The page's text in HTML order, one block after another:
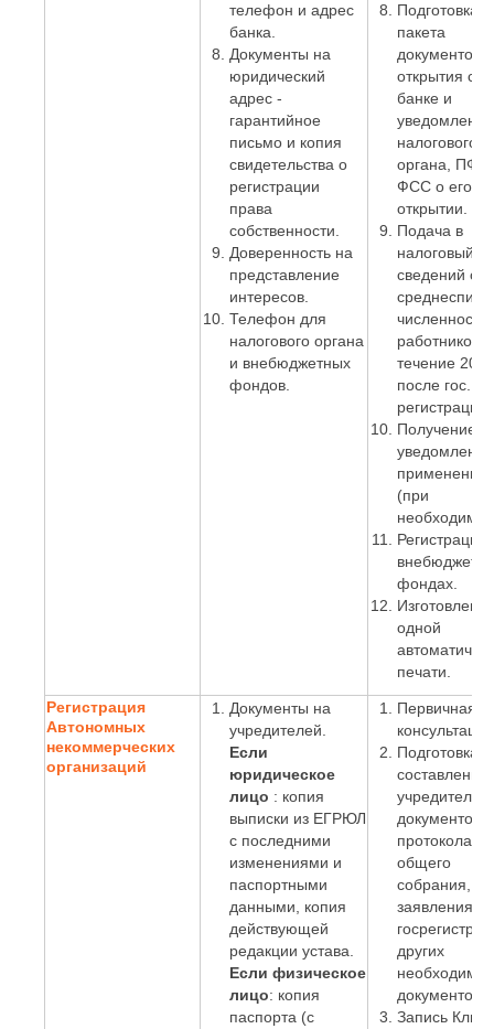
телефон и адрес
банка.
Документы на
юридический
адрес -
гарантийное
письмо и копия
свидетельства о
регистрации
права
собственности.
Доверенность на
представление
интересов.
Телефон для
налогового органа
и внебюджетных
фондов.
Подготовка
пакета
документов
открытия
банке и
уведомление
налогового
органа, ПФР
ФСС о его
открытии.
Подача в
налоговый
сведений о
численности
работников.
течение 20
после гос.
Получение
(при
Регистрация
фондах.
одной
печати.
Регистрация
Автономных
некоммерческих
организаций
Документы на
учредителей.
Если
юридическое
лицо : копия
выписки из ЕГРЮЛ
с последними
изменениями и
паспортными
данными, копия
действующей
редакции устава.
Если физическое
лицо: копия
паспорта (с
Первичная
Подготовка и
составление
документов,
протокола
общего
собрания,
заявления о
других
документов.
Запись